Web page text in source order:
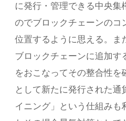
に発行・管理できる中央集
のでブロックチェーンのコ
位置するように思える。ま
ブロックチェーンに追加す
をおこなってその整合性を
として新たに発行された通
イニング」という仕組みも